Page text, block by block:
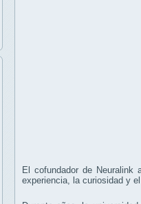
El cofundador de
experiencia, la curiosidad y